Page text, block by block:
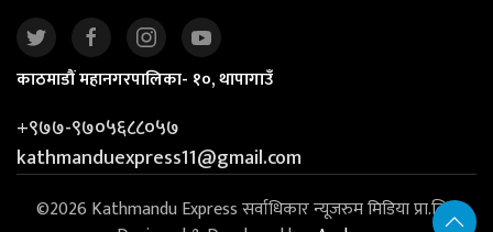
काठमाडौं महानगरपालिका- १०, थापागाउँ
+९७७-९७०५६८८०५७
kathmanduexpress11@gmail.com
©2026 Kathmandu Express सर्वाधिकार न्यूजरुम मिडिया प्रा.लि. |